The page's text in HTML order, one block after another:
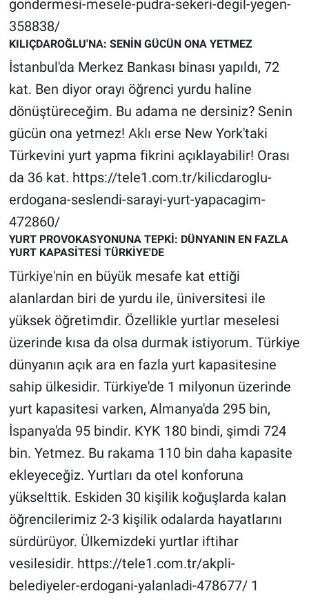
gondermesi-mesele-pudra-sekeri-degil-yegen-
358838/
KILIÇDAROĞLU'NA: SENİN GÜCÜN ONA YETMEZ
İstanbul'da Merkez Bankası binası yapıldı, 72
kat. Ben diyor orayı öğrenci yurdu haline
dönüştüreceğim. Bu adama ne dersiniz? Senin
gücün ona yetmez! Aklı erse New York'taki
Türkevini yurt yapma fikrini açıklayabilir! Orası
da 36 kat. https://tele1.com.tr/kilicdaroglu-
erdogana-seslendi-sarayi-yurt-yapacagim-
472860/
YURT PROVOKASYONUNA TEPKİ: DÜNYANIN EN FAZLA
YURT KAPASİTESİ TÜRKİYE'DE
Türkiye'nin en büyük mesafe kat ettiği
alanlardan biri de yurdu ile, üniversitesi ile
yüksek öğretimdir. Özellikle yurtlar meselesi
üzerinde kısa da olsa durmak istiyorum. Türkiye
dünyanın açık ara en fazla yurt kapasitesine
sahip ülkesidir. Türkiye'de 1 milyonun üzerinde
yurt kapasitesi varken, Almanya'da 295 bin,
İspanya'da 95 bindir. KYK 180 bindi, şimdi 724
bin. Yetmez. Bu rakama 110 bin daha kapasite
ekleyeceğiz. Yurtları da otel konforuna
yükselttik. Eskiden 30 kişilik koğuşlarda kalan
öğrencilerimiz 2-3 kişilik odalarda hayatlarını
sürdürüyor. Ülkemizdeki yurtlar iftihar
vesilesidir. https://tele1.com.tr/akpli-
belediyeler-erdogani-yalanladi-478677/ 1